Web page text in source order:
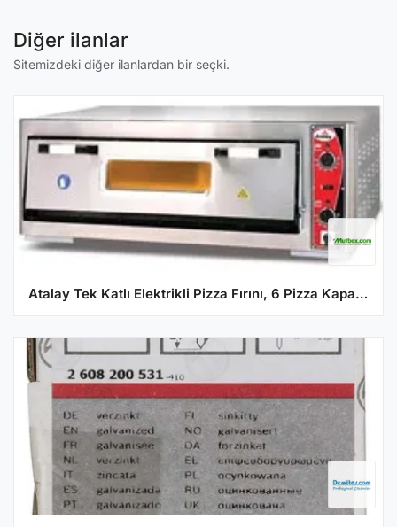
Diğer ilanlar
Sitemizdeki diğer ilanlardan bir seçki.
Atalay Tek Katlı Elektrikli Pizza Fırını, 6 Pizza Kapasiteli, APF-962-1